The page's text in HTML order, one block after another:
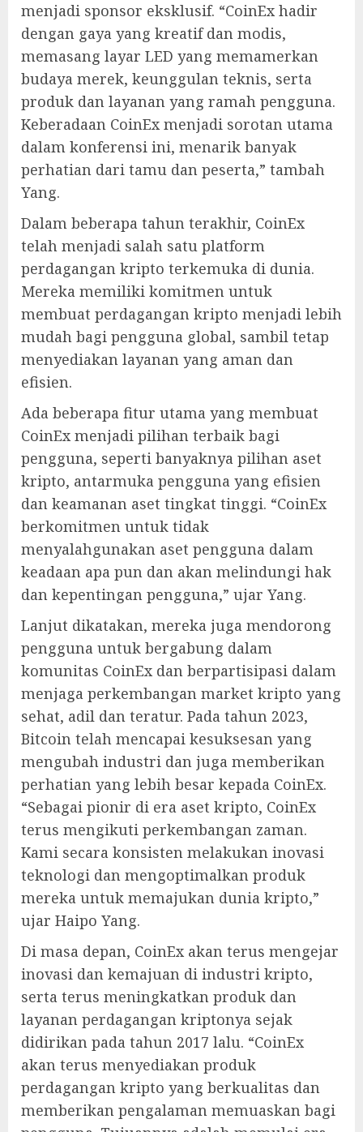
menjadi sponsor eksklusif. “CoinEx hadir
dengan gaya yang kreatif dan modis,
memasang layar LED yang memamerkan
budaya merek, keunggulan teknis, serta
produk dan layanan yang ramah pengguna.
Keberadaan CoinEx menjadi sorotan utama
dalam konferensi ini, menarik banyak
perhatian dari tamu dan peserta,” tambah
Yang.
Dalam beberapa tahun terakhir, CoinEx
telah menjadi salah satu platform
perdagangan kripto terkemuka di dunia.
Mereka memiliki komitmen untuk
membuat perdagangan kripto menjadi lebih
mudah bagi pengguna global, sambil tetap
menyediakan layanan yang aman dan
efisien.
Ada beberapa fitur utama yang membuat
CoinEx menjadi pilihan terbaik bagi
pengguna, seperti banyaknya pilihan aset
kripto, antarmuka pengguna yang efisien
dan keamanan aset tingkat tinggi. “CoinEx
berkomitmen untuk tidak
menyalahgunakan aset pengguna dalam
keadaan apa pun dan akan melindungi hak
dan kepentingan pengguna,” ujar Yang.
Lanjut dikatakan, mereka juga mendorong
pengguna untuk bergabung dalam
komunitas CoinEx dan berpartisipasi dalam
menjaga perkembangan market kripto yang
sehat, adil dan teratur. Pada tahun 2023,
Bitcoin telah mencapai kesuksesan yang
mengubah industri dan juga memberikan
perhatian yang lebih besar kepada CoinEx.
“Sebagai pionir di era aset kripto, CoinEx
terus mengikuti perkembangan zaman.
Kami secara konsisten melakukan inovasi
teknologi dan mengoptimalkan produk
mereka untuk memajukan dunia kripto,”
ujar Haipo Yang.
Di masa depan, CoinEx akan terus mengejar
inovasi dan kemajuan di industri kripto,
serta terus meningkatkan produk dan
layanan perdagangan kriptonya sejak
didirikan pada tahun 2017 lalu. “CoinEx
akan terus menyediakan produk
perdagangan kripto yang berkualitas dan
memberikan pengalaman memuaskan bagi